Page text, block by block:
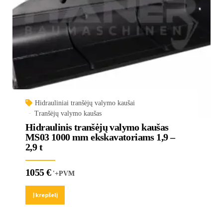
Hidrauliniai tranšėjų valymo kaušai
Tranšėjų valymo kaušas
Hidraulinis tranšėjų valymo kaušas
MS03 1000 mm ekskavatoriams 1,9 –
2,9 t
1055€'+PVM
Į krepšelį